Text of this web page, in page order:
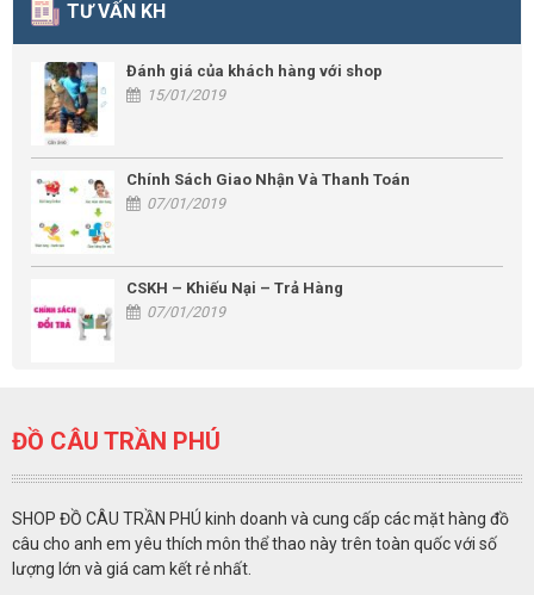
TƯ VẤN KH
Đánh giá của khách hàng với shop
15/01/2019
Chính Sách Giao Nhận Và Thanh Toán
07/01/2019
CSKH – Khiếu Nại – Trả Hàng
07/01/2019
ĐỒ CÂU TRẦN PHÚ
SHOP ĐỒ CÂU TRẦN PHÚ kinh doanh và cung cấp các mặt hàng đồ
câu cho anh em yêu thích môn thể thao này trên toàn quốc với số
lượng lớn và giá cam kết rẻ nhất.